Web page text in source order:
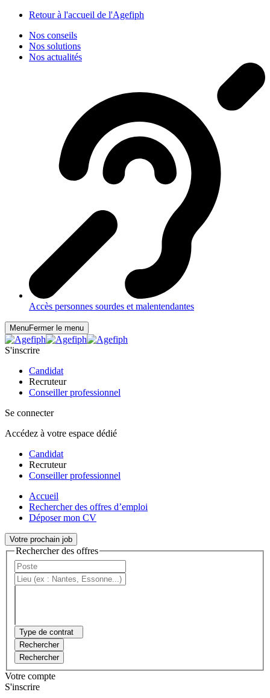
Retour à l'accueil de l'Agefiph
Nos conseils
Nos solutions
Nos actualités
Accès personnes sourdes et malentendantes
MenuFermer le menu
S'inscrire
Candidat
Recruteur
Conseiller professionnel
Se connecter
Accédez à votre espace dédié
Candidat
Recruteur
Conseiller professionnel
Accueil
Rechercher des offres d’emploi
Déposer mon CV
Votre prochain job
Rechercher des offres
Type de contrat
Rechercher
Rechercher
Votre compte
S'inscrire